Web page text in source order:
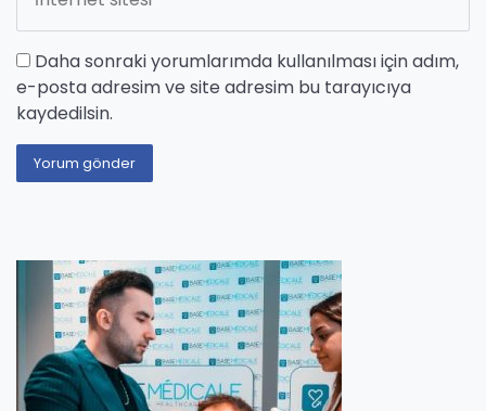
Daha sonraki yorumlarımda kullanılması için adım,
e-posta adresim ve site adresim bu tarayıcıya
kaydedilsin.